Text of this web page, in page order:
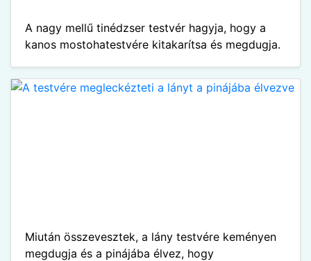
A nagy mellű tinédzser testvér hagyja, hogy a
kanos mostohatestvére kitakarítsa és megdugja.
Miután összevesztek, a lány testvére keményen
megdugja és a pinájába élvez, hogy